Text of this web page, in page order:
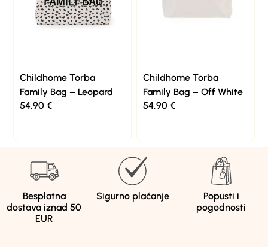
Childhome Torba
Family Bag – Leopard
54,90€
Childhome Torba
Family Bag – Off White
54,90 €
Besplatna
dostava iznad 50
EUR
Sigurno plaćanje
Popusti i
pogodnosti